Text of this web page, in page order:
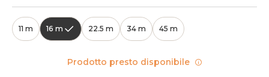
11 m 16 m 22.5 m 34 m 45 m